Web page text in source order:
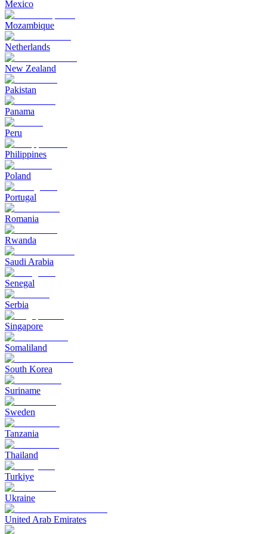
Mexico
Mozambique
Netherlands
New Zealand
Pakistan
Panama
Peru
Philippines
Poland
Portugal
Romania
Rwanda
Saudi Arabia
Senegal
Serbia
Singapore
Somaliland
South Korea
Suriname
Sweden
Tanzania
Thailand
Turkiye
Ukraine
United Arab Emirates